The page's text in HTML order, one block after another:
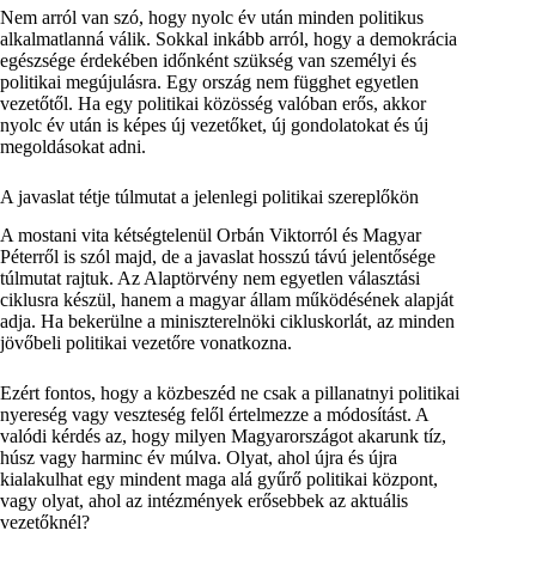
Nem arról van szó, hogy nyolc év után minden politikus
alkalmatlanná válik. Sokkal inkább arról, hogy a demokrácia
egészsége érdekében időnként szükség van személyi és
politikai megújulásra. Egy ország nem függhet egyetlen
vezetőtől. Ha egy politikai közösség valóban erős, akkor
nyolc év után is képes új vezetőket, új gondolatokat és új
megoldásokat adni.
A javaslat tétje túlmutat a jelenlegi politikai szereplőkön
A mostani vita kétségtelenül Orbán Viktorról és Magyar
Péterről is szól majd, de a javaslat hosszú távú jelentősége
túlmutat rajtuk. Az Alaptörvény nem egyetlen választási
ciklusra készül, hanem a magyar állam működésének alapját
adja. Ha bekerülne a miniszterelnöki cikluskorlát, az minden
jövőbeli politikai vezetőre vonatkozna.
Ezért fontos, hogy a közbeszéd ne csak a pillanatnyi politikai
nyereség vagy veszteség felől értelmezze a módosítást. A
valódi kérdés az, hogy milyen Magyarországot akarunk tíz,
húsz vagy harminc év múlva. Olyat, ahol újra és újra
kialakulhat egy mindent maga alá gyűrő politikai központ,
vagy olyat, ahol az intézmények erősebbek az aktuális
vezetőknél?